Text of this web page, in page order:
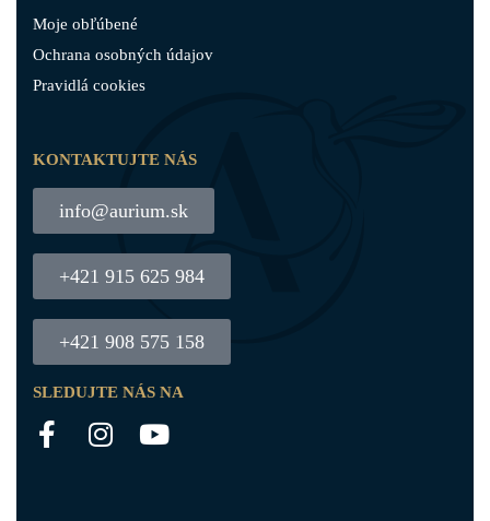
Moje obľúbené
Ochrana osobných údajov
Pravidlá cookies
KONTAKTUJTE NÁS
info@aurium.sk
+421 915 625 984
+421 908 575 158
SLEDUJTE NÁS NA